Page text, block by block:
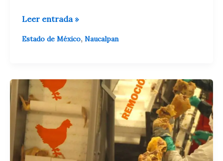
BUSCAMOS
TELEFÓNICO
Leer entrada »
Estado de México, Naucalpan